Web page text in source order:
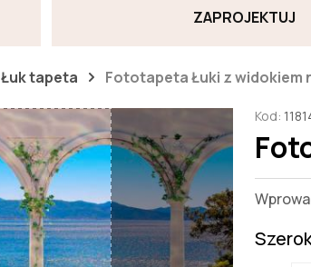
ZAPROJEKTUJ
Łuk tapeta Fototapeta Łuki z widokiem
Kod: